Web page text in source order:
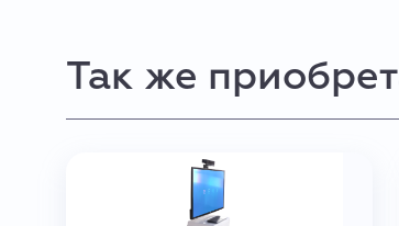
Так же